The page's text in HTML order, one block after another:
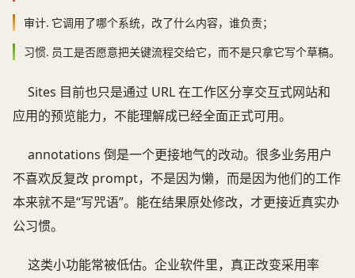
审计. 它调用了哪个系统，改了什么内容，谁负责；
习惯. 员工是否愿意把关键流程交给它，而不是只拿它写个草稿。
Sites 目前也只是通过 URL 在工作区分享交互式网站和
应用的预览能力，不能理解成已经全面正式可用。
annotations 倒是一个更接地气的改动。很多业务用户
不喜欢反复改 prompt，不是因为懒，而是因为他们的工作
本来就不是“写咒语”。能在结果原处修改，才更接近真实办
公习惯。
这类小功能常被低估。企业软件里，真正改变采用率